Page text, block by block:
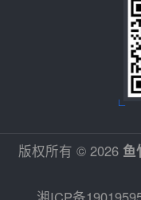
版权所有 © 2026 鱼